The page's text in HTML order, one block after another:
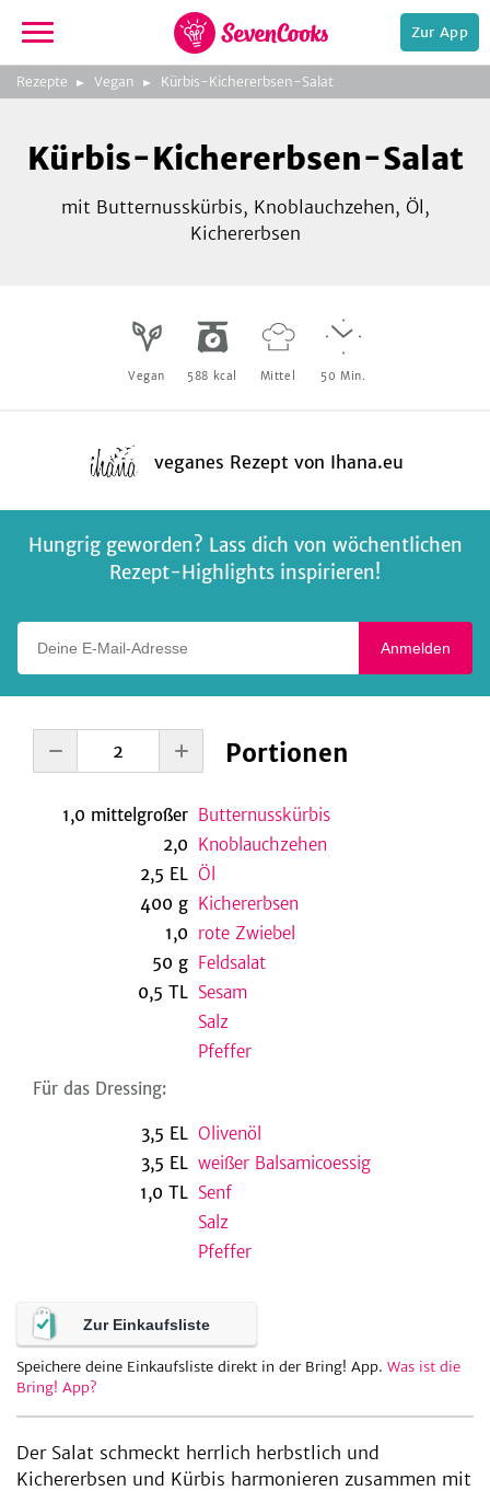
zur
Startseite
Zur App
Rezepte Vegan Kürbis-Kichererbsen-Salat
Kürbis-Kichererbsen-Salat
mit Butternusskürbis, Knoblauchzehen, Öl,
Kichererbsen
Vegan 588 kcal Mittel 50 Min.
veganes Rezept von Ihana.eu
Hungrig geworden? Lass dich von wöchentlichen
Rezept-Highlights inspirieren!
Anmelden
Portionen
1,0 mittelgroßer Butternusskürbis
2,0 Knoblauchzehen
2,5 EL Öl
400 g Kichererbsen
1,0 rote Zwiebel
50 g Feldsalat
0,5 TL Sesam
Salz
Pfeffer
Für das Dressing:
3,5 EL Olivenöl
3,5 EL weißer Balsamicoessig
1,0 TL Senf
Salz
Pfeffer
Zur Einkaufsliste
Speichere deine Einkaufsliste direkt in der Bring! App. Was ist die
Bring! App?
Der Salat schmeckt herrlich herbstlich und
Kichererbsen und Kürbis harmonieren zusammen mit